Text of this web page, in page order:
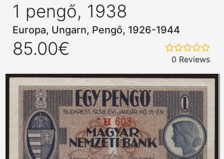
1 pengő, 1938
Europa, Ungarn, Pengő, 1926-1944
85.00€
0 Reviews